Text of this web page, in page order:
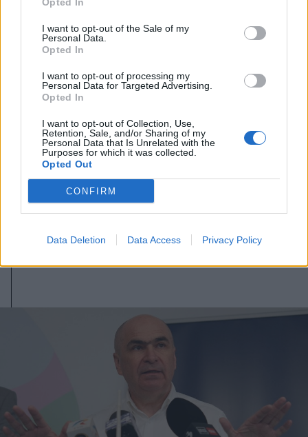
I want to opt-out of the Sale of my
Personal Data.
Opted In
I want to opt-out of processing my
Personal Data for Targeted Advertising.
Opted In
I want to opt-out of Collection, Use,
Retention, Sale, and/or Sharing of my
Personal Data that Is Unrelated with the
Purposes for which it was collected.
Opted Out
CONFIRM
Data Deletion Data Access Privacy Policy
2026. augusztus 07., péntek
A PNL nem támogatna feltételek
nélkül egy szakértői kormányt –
figyelmeztetett az ügyvivő